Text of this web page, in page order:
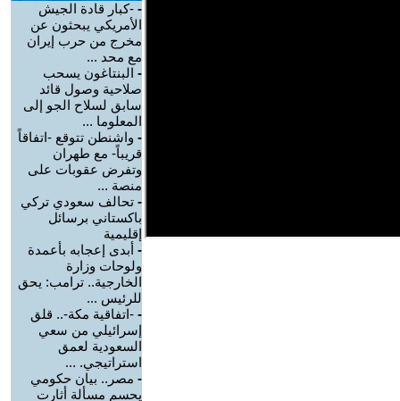
- -كبار قادة الجيش
الأمريكي يبحثون عن
مخرج من حرب إيران
مع محد ...
- البنتاغون يسحب
صلاحية وصول قائد
سابق لسلاح الجو إلى
المعلوما ...
- واشنطن تتوقع -اتفاقاً
قريباً- مع طهران
وتفرض عقوبات على
منصة ...
- تحالف سعودي تركي
باكستاني برسائل
إقليمية
- أبدى إعجابه بأعمدة
ولوحات وزارة
الخارجية.. ترامب: يحق
للرئيس ...
- -اتفاقية مكة-.. قلق
إسرائيلي من سعي
السعودية لعمق
استراتيجي. ...
- مصر.. بيان حكومي
يحسم مسألة أثارت